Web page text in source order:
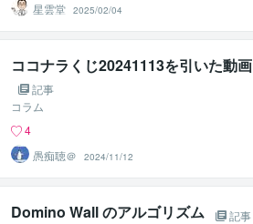
星雲堂 2025/02/04
ココナラくじ20241113を引いた動画
記事
コラム
4
愚痴聴＠
2024/11/12
Domino Wall のアルゴリズム
記事